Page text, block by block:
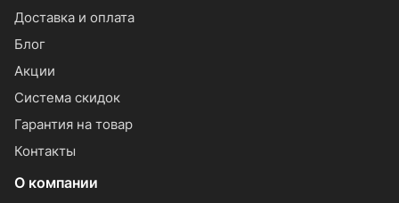
Доставка и оплата
Блог
Акции
Система скидок
Гарантия на товар
Контакты
О компании